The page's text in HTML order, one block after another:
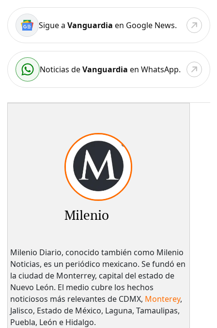
Sigue a Vanguardia en Google News.
Noticias deVanguardia en WhatsApp.
Milenio
Milenio Diario, conocido también como Milenio
Noticias, es un periódico mexicano. Se fundó en
la ciudad de Monterrey, capital del estado de
Nuevo León. El medio cubre los hechos
noticiosos más relevantes de CDMX, Monterey,
Jalisco, Estado de México, Laguna, Tamaulipas,
Puebla, León e Hidalgo.